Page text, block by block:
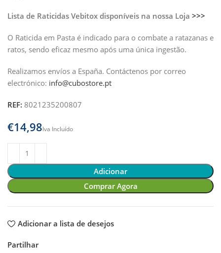
Lista de Raticidas Vebitox disponíveis na nossa Loja>>>
O Raticida em Pasta é indicado para o combate a ratazanas e
ratos, sendo eficaz mesmo após uma única ingestão.
Realizamos envíos a España. Contáctenos por correo
electrónico: info@cubostore.pt
REF:8021235200807
€
Adicionar
Comprar Agora
Adicionar a lista de desejos
Partilhar